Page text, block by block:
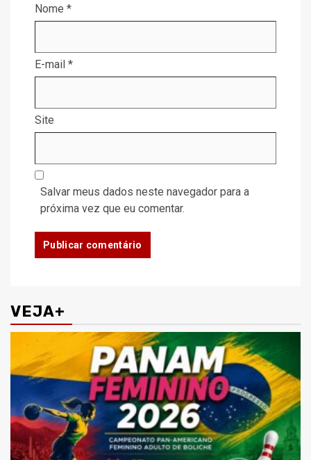
Nome *
E-mail *
Site
Salvar meus dados neste navegador para a
próxima vez que eu comentar.
VEJA+